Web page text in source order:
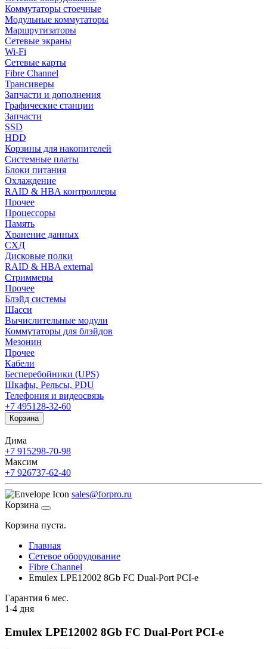
Коммутаторы стоечные
Модульные коммутаторы
Маршрутизаторы
Сетевые экраны
Wi-Fi
Сетевые карты
Fibre Channel
Трансиверы
Запчасти и дополнения
Графические станции
Запчасти
SSD
HDD
Корзины для накопителей
Системные платы
Блоки питания
Охлаждение
RAID & HBA контроллеры
Прочее
Процессоры
Память
Хранение данных
СХД
Дисковые полки
RAID & HBA external
Стриммеры
Прочее
Блэйд системы
Шасси
Вычислительные модули
Коммутаторы для блэйдов
Мезонин
Прочее
Кабели
Бесперебойники (UPS)
Шкафы, Рельсы, PDU
Телефония и видеосвязь
+7 495128-32-60
Корзина
Дима
+7 915298-70-98
Максим
+7 926737-62-40
sales@forpro.ru
Корзина
Корзина пуста.
Главная
Сетевое оборудование
Fibre Channel
Emulex LPE12002 8Gb FC Dual-Port PCI-e
Гарантия 6 мес.
1-4 дня
Emulex LPE12002 8Gb FC Dual-Port PCI-e